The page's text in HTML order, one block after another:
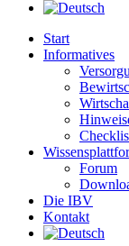
Start
Informatives
Forum
Die IBV
Kontakt